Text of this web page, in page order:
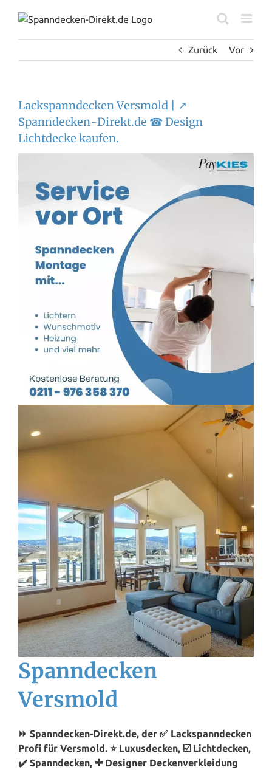
Inhalt
Zurück
Vor
Lackspanndecken Versmold | ↗️
Spanndecken-Direkt.de ☎ Design
Lichtdecke kaufen.
Spanndecken
Versmold
⏩ Spanndecken-Direkt.de, der ✅ Lackspanndecken
Profi für Versmold. ⭐ Luxusdecken, ☑️ Lichtdecken,
✔️ Spanndecken, ✚ Designer Deckenverkleidung